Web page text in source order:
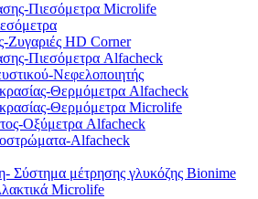
Πιεσόμετρα Microlife
Ζυγαριές HD Corner
Πιεσόμετρα Alfacheck
Νεφελοποιητής
Θερμόμετρα Alfacheck
Θερμόμετρα Microlife
Οξύμετρα Alfacheck
Alfacheck
Σύστημα μέτρησης γλυκόζης Bionime
Microlife